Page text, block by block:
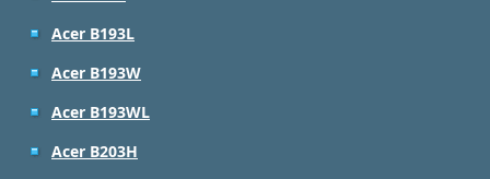
Acer B193L
Acer B193W
Acer B193WL
Acer B203H